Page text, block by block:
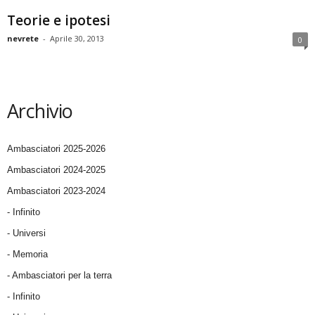
Teorie e ipotesi
nevrete - Aprile 30, 2013 0
Archivio
Ambasciatori 2025-2026
Ambasciatori 2024-2025
Ambasciatori 2023-2024
- Infinito
- Universi
- Memoria
- Ambasciatori per la terra
- Infinito